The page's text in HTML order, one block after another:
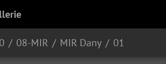
08-MIR MIR Dany 01